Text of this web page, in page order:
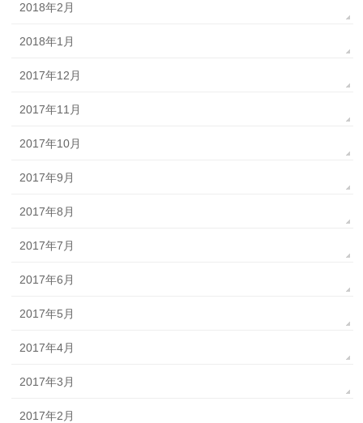
2018年2月
2018年1月
2017年12月
2017年11月
2017年10月
2017年9月
2017年8月
2017年7月
2017年6月
2017年5月
2017年4月
2017年3月
2017年2月